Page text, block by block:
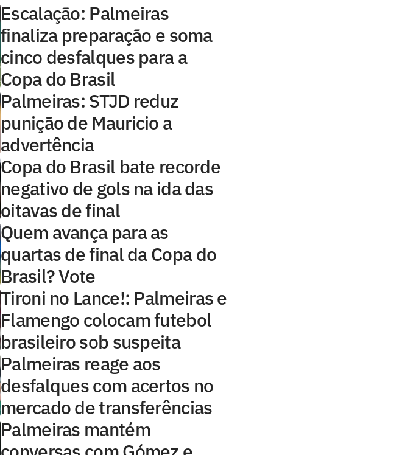
Escalação: Palmeiras
finaliza preparação e soma
cinco desfalques para a
Copa do Brasil
Palmeiras: STJD reduz
punição de Mauricio a
advertência
Copa do Brasil bate recorde
negativo de gols na ida das
oitavas de final
Quem avança para as
quartas de final da Copa do
Brasil? Vote
Tironi no Lance!: Palmeiras e
Flamengo colocam futebol
brasileiro sob suspeita
Palmeiras reage aos
desfalques com acertos no
mercado de transferências
Palmeiras mantém